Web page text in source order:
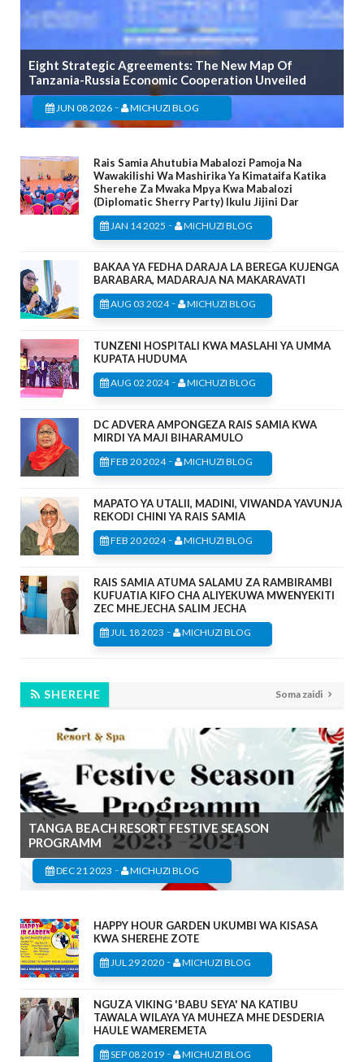
Eight Strategic Agreements: The New Map Of
Tanzania-Russia Economic Cooperation Unveiled
JUN 08 2026 - MICHUZI BLOG
Rais Samia Ahutubia Mabalozi Pamoja Na
Wawakilishi Wa Mashirika Ya Kimataifa Katika
Sherehe Za Mwaka Mpya Kwa Mabalozi
(Diplomatic Sherry Party) Ikulu Jijini Dar
JAN 14 2025 - MICHUZI BLOG
BAKAA YA FEDHA DARAJA LA BEREGA KUJENGA
BARABARA, MADARAJA NA MAKARAVATI
AUG 03 2024- MICHUZI BLOG
TUNZENI HOSPITALI KWA MASLAHI YA UMMA
KUPATA HUDUMA
AUG 02 2024- MICHUZI BLOG
DC ADVERA AMPONGEZA RAIS SAMIA KWA
MIRDI YA MAJI BIHARAMULO
FEB 20 2024- MICHUZI BLOG
MAPATO YA UTALII, MADINI, VIWANDA YAVUNJA
REKODI CHINI YA RAIS SAMIA
FEB 20 2024- MICHUZI BLOG
RAIS SAMIA ATUMA SALAMU ZA RAMBIRAMBI
KUFUATIA KIFO CHA ALIYEKUWA MWENYEKITI
ZEC MHE.JECHA SALIM JECHA
JUL 18 2023 - MICHUZI BLOG
SHEREHE Soma zaidi
TANGA BEACH RESORT FESTIVE SEASON
PROGRAMM
DEC 21 2023 - MICHUZI BLOG
HAPPY HOUR GARDEN UKUMBI WA KISASA
KWA SHEREHE ZOTE
JUL 29 2020 - MICHUZI BLOG
NGUZA VIKING 'BABU SEYA' NA KATIBU
TAWALA WILAYA YA MUHEZA MHE DESDERIA
HAULE WAMEREMETA
SEP 08 2019 - MICHUZI BLOG